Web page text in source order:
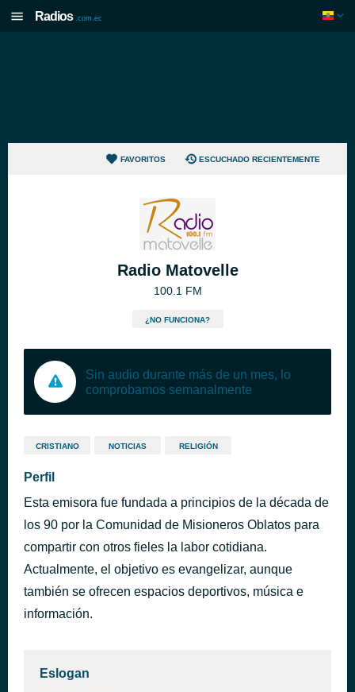
Radios .com.ec
FAVORITOS ESCUCHADO RECIENTEMENTE
Radio Matovelle
100.1 FM
¿NO FUNCIONA?
Sin audio durante más de un mes, lo
comprobamos semanalmente
CRISTIANO NOTICIAS RELIGIÓN
Perfil
Esta emisora fue fundada a principios de la década de
los 90 por la Comunidad de Misioneros Oblatos para
compartir con otros fieles la labor cotidiana.
Actualmente, el objetivo es evangelizar, aunque
también se ofrecen espacios deportivos, música e
información.
Eslogan